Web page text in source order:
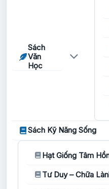
Sách
Văn
Học
Sách Kỹ Năng Sống
Hạt Giống Tâm
Tư Duy – Chữa